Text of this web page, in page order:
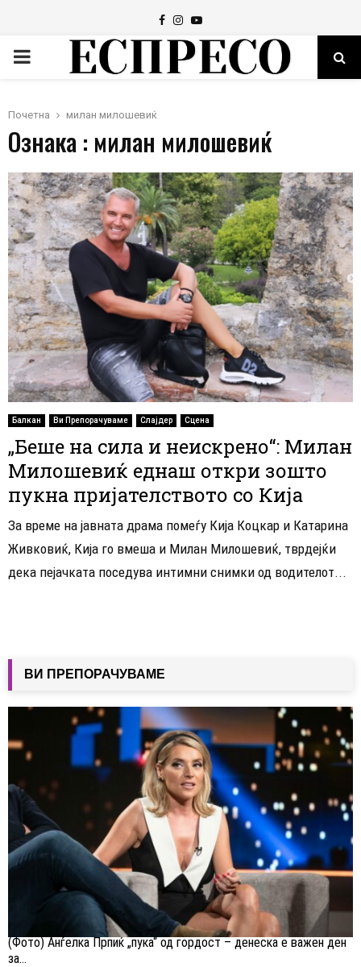
Facebook
Instagram
Youtube
PRIMARY
Почетна милан милошевиќ
Ознака : милан милошевиќ
Балкан Ви Препорачуваме Слајдер Сцена
„Беше на сила и неискрено“: Милан
Милошевиќ еднаш откри зошто
пукна пријателството со Кија
За време на јавната драма помеѓу Кија Коцкар и Катарина
Живковиќ, Кија го вмеша и Милан Милошевиќ, тврдејќи
дека пејачката поседува интимни снимки од водителот...
ВИ ПРЕПОРАЧУВАМЕ
(Фото) Анѓелка Прпиќ „пука“ од гордост – денеска е важен ден
за...